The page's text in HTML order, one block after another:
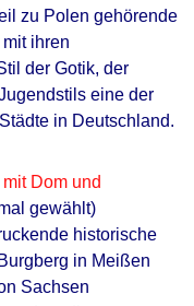
zu Polen gehörende
ihren
der Gotik, der
eine der
in Deutschland.
Dom und
gewählt)
historische
in Meißen
Sachsen